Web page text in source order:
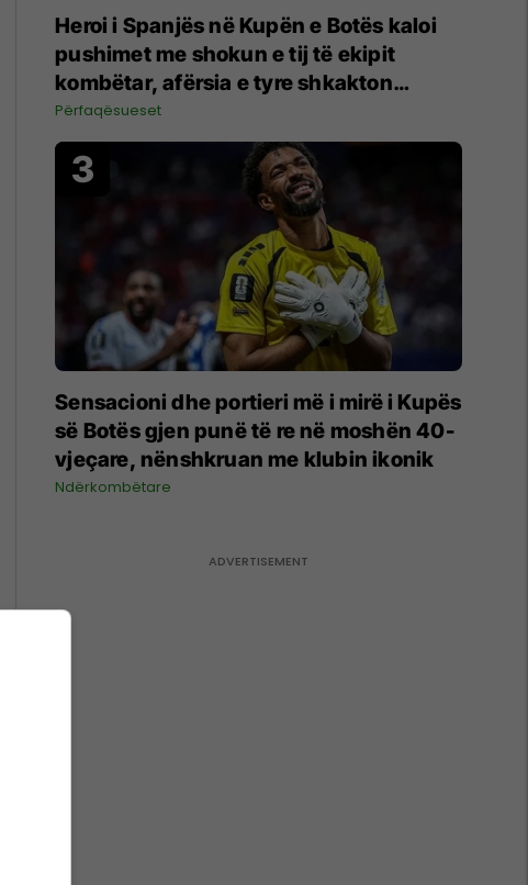
Heroi i Spanjës në Kupën e Botës kaloi
pushimet me shokun e tij të ekipit
kombëtar, afërsia e tyre shkakton
reagime të mëdha
Përfaqësueset
Sensacioni dhe portieri më i mirë i Kupës
së Botës gjen punë të re në moshën 40-
vjeçare, nënshkruan me klubin ikonik
Ndërkombëtare